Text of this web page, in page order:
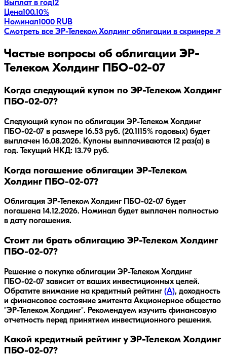
Выплат в год12
Цена100.10%
Номинал1000 RUB
Смотреть все ЭР-Телеком Холдинг облигации в скринере ↗
Частые вопросы об облигации ЭР-
Телеком Холдинг ПБО-02-07
Когда следующий купон по ЭР-Телеком Холдинг
ПБО-02-07?
Следующий купон по облигации ЭР-Телеком Холдинг
ПБО-02-07 в размере 16.53 руб. (20.1115% годовых) будет
выплачен 16.08.2026. Купоны выплачиваются 12 раз(а) в
год. Текущий НКД: 13.79 руб.
Когда погашение облигации ЭР-Телеком
Холдинг ПБО-02-07?
Облигация ЭР-Телеком Холдинг ПБО-02-07 будет
погашена 14.12.2026. Номинал будет выплачен полностью
в дату погашения.
Стоит ли брать облигацию ЭР-Телеком Холдинг
ПБО-02-07?
Решение о покупке облигации ЭР-Телеком Холдинг
ПБО-02-07 зависит от ваших инвестиционных целей.
Обратите внимание на кредитный рейтинг (A), доходность
и финансовое состояние эмитента Акционерное общество
"ЭР-Телеком Холдинг". Рекомендуем изучить финансовую
отчетность перед принятием инвестиционного решения.
Какой кредитный рейтинг у ЭР-Телеком Холдинг
ПБО-02-07?